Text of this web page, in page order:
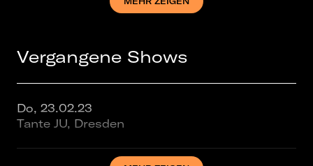
aber vielmehr eine Feststellung. Man soll
In bissigster Bestform geht das Berliner Duo
mit Faschisten, alternativen Wahrheiten,
Polizeigewalt, wachsender Ungleichheit,
betrunkenen Männern und den eigenen
Verfehlungen ins Gericht. Die Treffer sitzen
und tun weh. Doch man soll die Feste feiern,
wie sie fallen: Für die allerletzte Polonaise
und den finalen Moshpit haben sie
Vergangene Shows
Do, 23.02.23
Tante JU, Dresden